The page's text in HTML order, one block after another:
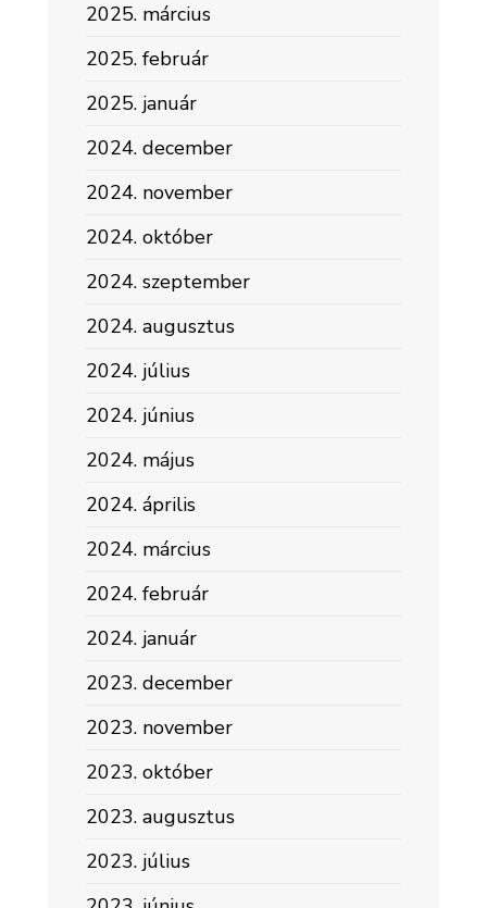
2025. március
2025. február
2025. január
2024. december
2024. november
2024. október
2024. szeptember
2024. augusztus
2024. július
2024. június
2024. május
2024. április
2024. március
2024. február
2024. január
2023. december
2023. november
2023. október
2023. augusztus
2023. július